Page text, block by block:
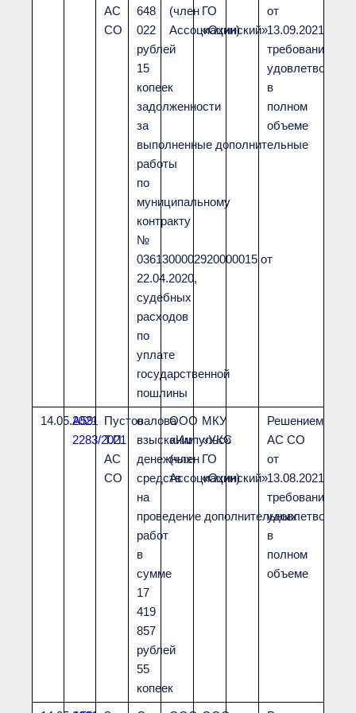
АС
СО
648
022
рублей
15
копеек
задолженности
за
выполненные дополнительные
работы
по
муниципальному
контракту
№
0361300002920000015 от
22.04.2020,
судебных
расходов
по
уплате
государственной
пошлины
(член
Ассоциации)
ГО
«Охинский»
от
13.09.2021
требования
удовлетворены
в
полном
объеме
14.05.2021
А59-
2283/2021
Пустовалова
Т.П.
АС
СО
о
взыскании
денежных
средств
на
проведение дополнительных
работ
в
сумме
17
419
857
рублей
55
копеек
ООО
«Импульс»
(член
Ассоциации)
МКУ
«УКС
ГО
«Охинский»
Решением
АС СО
от
13.08.2021
требования
удовлетворены
в
полном
объеме